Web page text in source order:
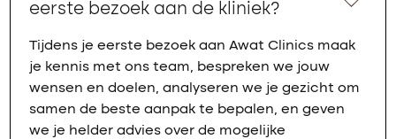
eerste bezoek aan de kliniek?
Tijdens je eerste bezoek aan Awat Clinics maak
je kennis met ons team, bespreken we jouw
wensen en doelen, analyseren we je gezicht om
samen de beste aanpak te bepalen, en geven
we je helder advies over de mogelijke